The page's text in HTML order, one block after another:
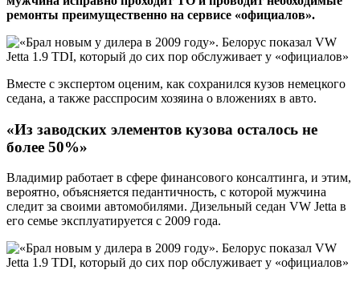
ремонты преимущественно на сервисе «официалов».
Вместе с экспертом оценим, как сохранился кузов немецкого
седана, а также расспросим хозяина о вложениях в авто.
«Из заводских элементов кузова осталось не
более 50%»
Владимир работает в сфере финансового консалтинга, и этим,
вероятно, объясняется педантичность, с которой мужчина
следит за своими автомобилями. Дизельный седан VW Jetta в
его семье эксплуатируется с 2009 года.